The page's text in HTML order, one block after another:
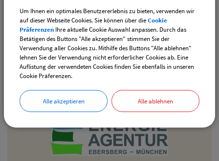
Um Ihnen ein optimales Benutzererlebnis zu bieten, verwenden wir
auf dieser Webseite Cookies. Sie können über dieCookie
Präferenzen Ihre aktuelle Cookie Auswahl anpassen. Durch das
Betätigen des Buttons "Alle akzeptieren" stimmen Sie der
Verwendung aller Cookies zu. Mithilfe des Buttons "Alle ablehnen"
lehnen Sie der Verwendung nicht erforderlicher Cookies ab. Eine
Auflistung der verwendeten Cookies finden Sie ebenfalls in unseren
Cookie Präferenzen.
Alle akzeptieren Alle ablehnen